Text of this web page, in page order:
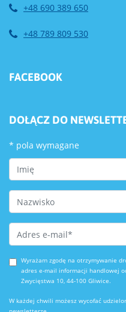
+48 690 389 650
+48 789 809 530
FACEBOOK
DOŁĄCZ DO
* pola wymagane
First Name
Last Name
Email Address *
Wyrażam zgodę na otrzymywanie
adres e-mail informacji handlowej
Zwycięstwa 10, 44-100 Gliwice.
W każdej chwili możesz wycofać